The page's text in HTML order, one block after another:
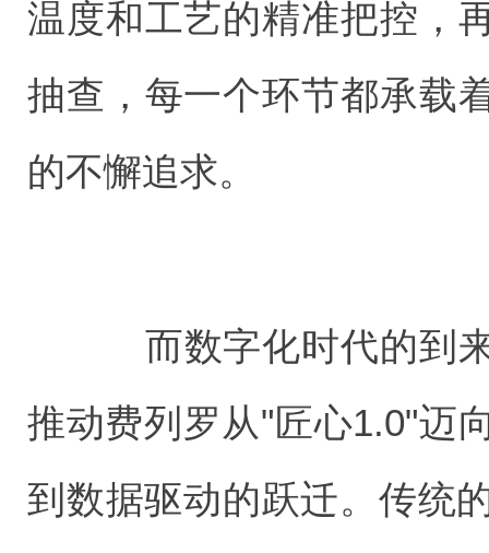
温度和工艺的精准把控，
抽查，每一个环节都承载
的不懈追求。
而数字化时代的到来
推动费列罗从"匠心1.0"迈
到数据驱动的跃迁。传统